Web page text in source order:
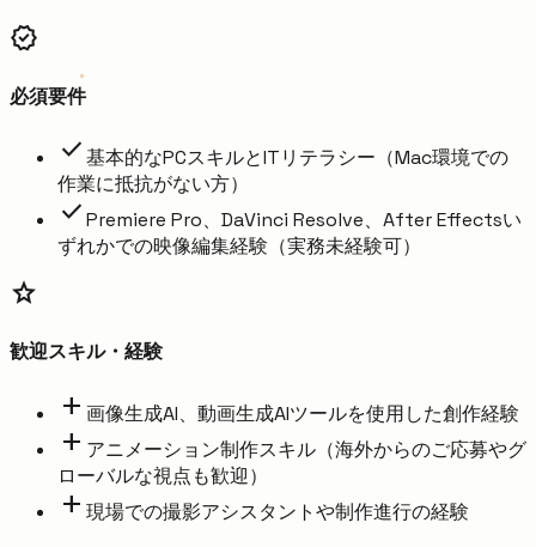
verified
必須要件
check基本的なPCスキルとITリテラシー（Mac環境での
作業に抵抗がない方）
checkPremiere Pro、DaVinci Resolve、After Effectsい
ずれかでの映像編集経験（実務未経験可）
star
歓迎スキル・経験
add 画像生成AI、動画生成AIツールを使用した創作経験
add アニメーション制作スキル（海外からのご応募やグ
ローバルな視点も歓迎）
add 現場での撮影アシスタントや制作進行の経験